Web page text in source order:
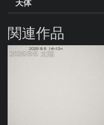
関連作品
2026/8/6 太陽